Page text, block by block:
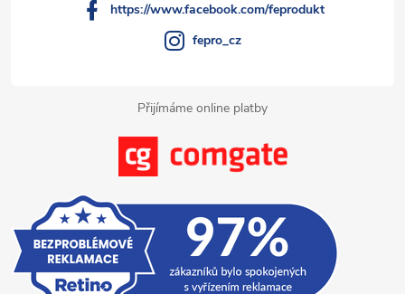
Přijímáme online platby
https://www.facebook.com/feprodukt
fepro_cz